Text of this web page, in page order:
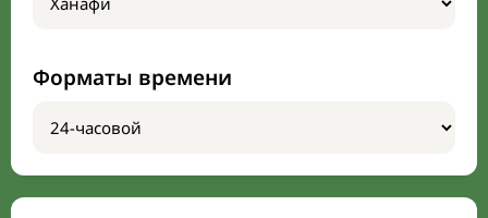
Форматы времени